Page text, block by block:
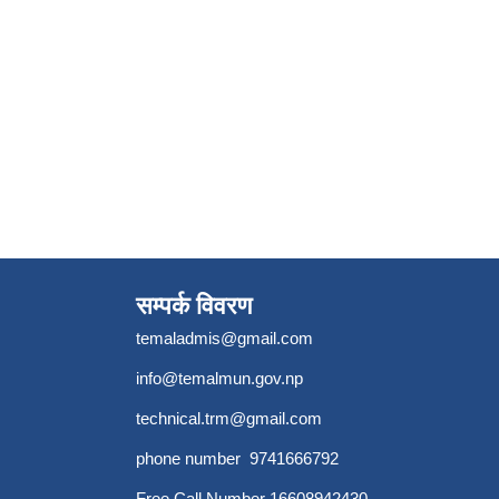
सम्पर्क विवरण
temaladmis@gmail.com
info@temalmun.gov.np
technical.trm@gmail.com
phone number 9741666792